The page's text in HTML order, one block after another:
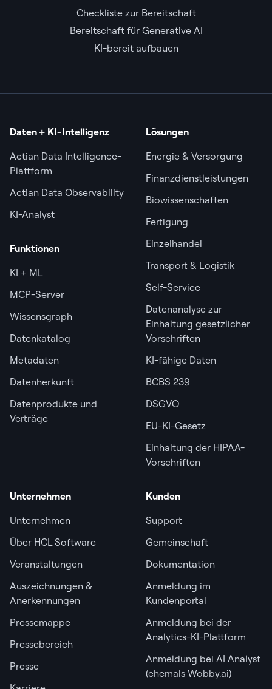
Checkliste zur Bereitschaft
Bereitschaft für Generative AI
KI-bereit aufbauen
Daten + KI-Intelligenz
Actian Data Intelligence-
Plattform
Actian Data Observability
KI-Analyst
Funktionen
KI + ML
MCP-Server
Wissensgraph
Datenkatalog
Metadaten
Datenherkunft
Datenprodukte und
Verträge
Lösungen
Energie & Versorgung
Finanzdienstleistungen
Biowissenschaften
Fertigung
Einzelhandel
Transport & Logistik
Self-Service
Datenanalyse zur
Einhaltung gesetzlicher
Vorschriften
KI-fähige Daten
BCBS 239
DSGVO
EU-KI-Gesetz
Einhaltung der HIPAA-
Vorschriften
Unternehmen
Unternehmen
Über HCL Software
Veranstaltungen
Auszeichnungen &
Anerkennungen
Pressemappe
Pressebereich
Presse
Kunden
Support
Gemeinschaft
Dokumentation
Anmeldung im
Kundenportal
Anmeldung bei der
Analytics-KI-Plattform
Anmeldung bei AI Analyst
(ehemals Wobby.ai)